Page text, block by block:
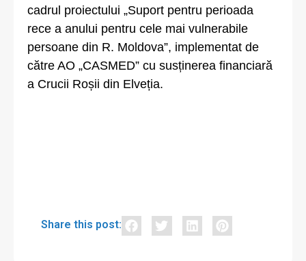
cadrul proiectului „Suport pentru perioada
rece a anului pentru cele mai vulnerabile
persoane din R. Moldova”, implementat de
către AO „CASMED” cu susținerea financiară
a Crucii Roșii din Elveția.
Share this post: